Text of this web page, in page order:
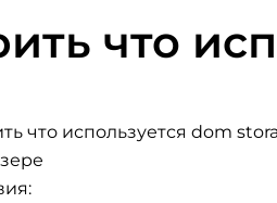
что
что используется dom